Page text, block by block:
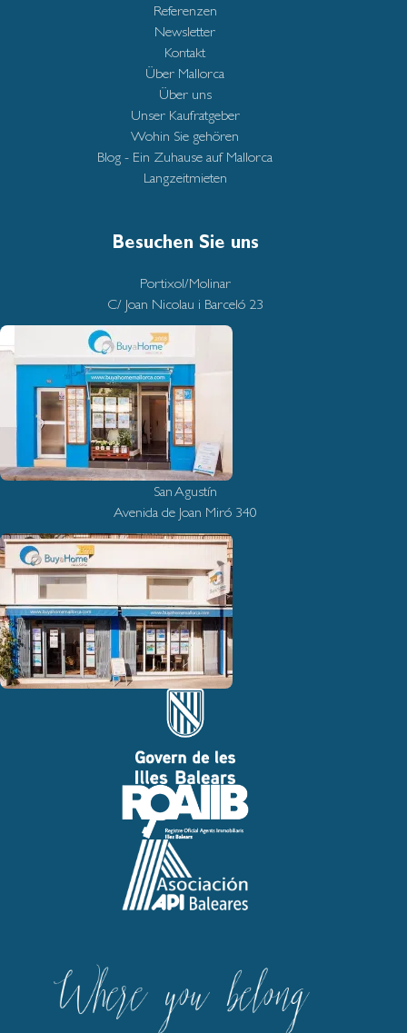
Referenzen
Newsletter
Kontakt
Über Mallorca
Über uns
Unser Kaufratgeber
Wohin Sie gehören
Blog - Ein Zuhause auf Mallorca
Langzeitmieten
Besuchen Sie uns
Portixol/Molinar
C/ Joan Nicolau i Barceló 23
San Agustín
Avenida de Joan Miró 340